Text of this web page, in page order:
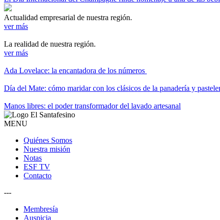
Actualidad empresarial de nuestra región.
ver más
La realidad de nuestra región.
ver más
Ada Lovelace: la encantadora de los números
Día del Mate: cómo maridar con los clásicos de la panadería y
Manos libres: el poder transformador del lavado artesanal
MENU
Quiénes Somos
Nuestra misión
Notas
ESF TV
Contacto
---
Membresía
Auspicia